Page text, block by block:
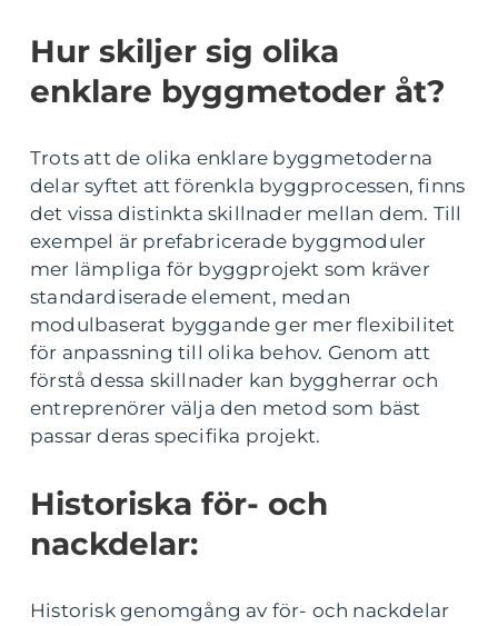
Hur skiljer sig olika
enklare byggmetoder åt?
Trots att de olika enklare byggmetoderna
delar syftet att förenkla byggprocessen, finns
det vissa distinkta skillnader mellan dem. Till
exempel är prefabricerade byggmoduler
mer lämpliga för byggprojekt som kräver
standardiserade element, medan
modulbaserat byggande ger mer flexibilitet
för anpassning till olika behov. Genom att
förstå dessa skillnader kan byggherrar och
entreprenörer välja den metod som bäst
passar deras specifika projekt.
Historiska för- och
nackdelar:
Historisk genomgång av för- och nackdelar